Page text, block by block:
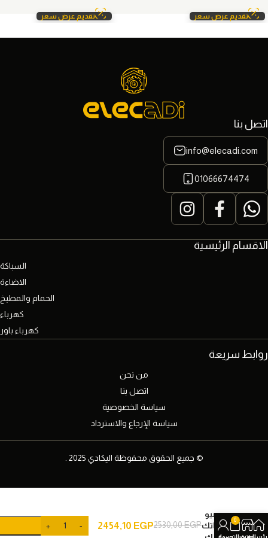
تقديم عرض سعر تقديم عرض سعر
الاقسام الرئيسية
السباكة
الاضاءة
الحمام والمطبخ
كهرباء
كهرباء باور
اتصل بنا
info@elecadi.com
01066674474
روابط سريعة
من نحن
اتصل بنا
سياسة الخصوصية
سياسة الإرجاع والاسترداد
© جميع الحقوق محفوظة اليكادي 2025 .
لينر نيو
مغناتك
2530,00EGP
2454,10 EGP
0